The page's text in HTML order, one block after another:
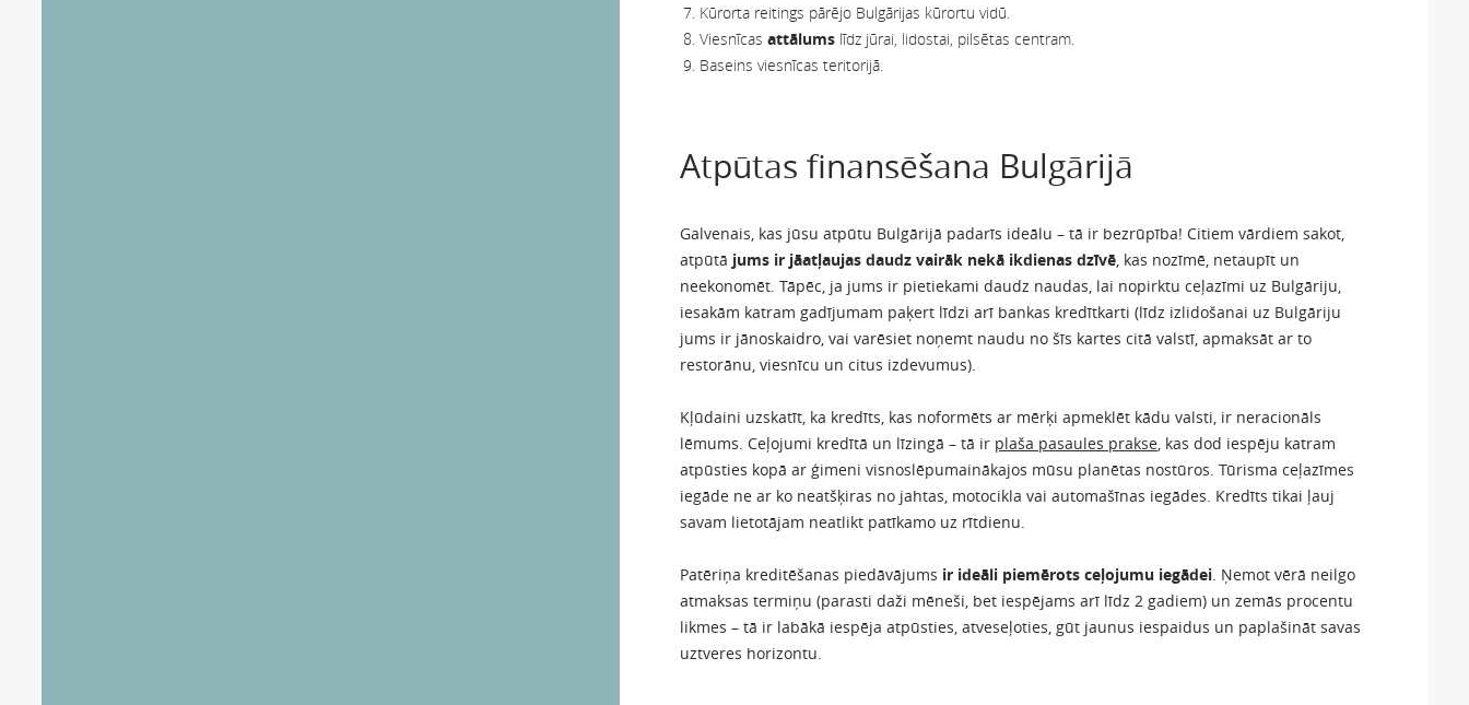
Kūrorta reitings pārējo Bulgārijas kūrortu vidū.
Viesnīcas attālums līdz jūrai, lidostai, pilsētas centram.
Baseins viesnīcas teritorijā.
Atpūtas finansēšana Bulgārijā
Galvenais, kas jūsu atpūtu Bulgārijā padarīs ideālu – tā ir bezrūpība! Citiem vārdiem sakot,
atpūtā jums ir jāatļaujas daudz vairāk nekā ikdienas dzīvē , kas nozīmē, netaupīt un
neekonomēt. Tāpēc, ja jums ir pietiekami daudz naudas, lai nopirktu ceļazīmi uz Bulgāriju,
iesakām katram gadījumam paķert līdzi arī bankas kredītkarti (līdz izlidošanai uz Bulgāriju
jums ir jānoskaidro, vai varēsiet noņemt naudu no šīs kartes citā valstī, apmaksāt ar to
restorānu, viesnīcu un citus izdevumus).
Kļūdaini uzskatīt, ka kredīts, kas noformēts ar mērķi apmeklēt kādu valsti, ir neracionāls
lēmums. Ceļojumi kredītā un līzingā – tā ir plaša pasaules prakse , kas dod iespēju katram
atpūsties kopā ar ģimeni visnoslēpumainākajos mūsu planētas nostūros. Tūrisma ceļazīmes
iegāde ne ar ko neatšķiras no jahtas, motocikla vai automašīnas iegādes. Kredīts tikai ļauj
savam lietotājam neatlikt patīkamo uz rītdienu.
Patēriņa kreditēšanas piedāvājums ir ideāli piemērots ceļojumu iegādei . Ņemot vērā neilgo
atmaksas termiņu (parasti daži mēneši, bet iespējams arī līdz 2 gadiem) un zemās procentu
likmes – tā ir labākā iespēja atpūsties, atveseļoties, gūt jaunus iespaidus un paplašināt savas
uztveres horizontu.